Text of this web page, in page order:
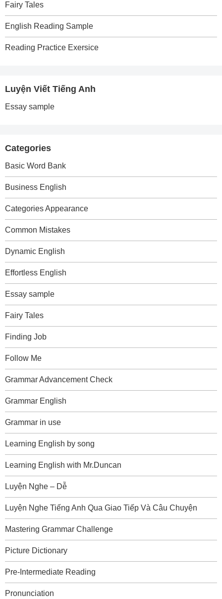
Fairy Tales
English Reading Sample
Reading Practice Exersice
Luyện Viết Tiếng Anh
Essay sample
Categories
Basic Word Bank
Business English
Categories Appearance
Common Mistakes
Dynamic English
Effortless English
Essay sample
Fairy Tales
Finding Job
Follow Me
Grammar Advancement Check
Grammar English
Grammar in use
Learning English by song
Learning English with Mr.Duncan
Luyện Nghe – Dễ
Luyện Nghe Tiếng Anh Qua Giao Tiếp Và Câu Chuyện
Mastering Grammar Challenge
Picture Dictionary
Pre-Intermediate Reading
Pronunciation